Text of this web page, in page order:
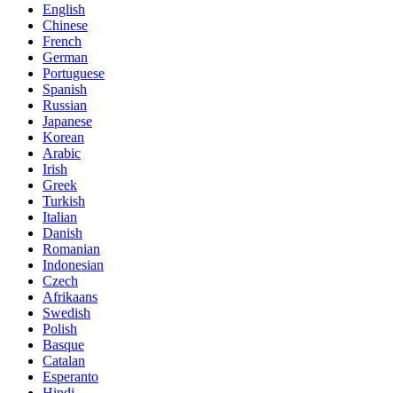
English
Chinese
French
German
Portuguese
Spanish
Russian
Japanese
Korean
Arabic
Irish
Greek
Turkish
Italian
Danish
Romanian
Indonesian
Czech
Afrikaans
Swedish
Polish
Basque
Catalan
Esperanto